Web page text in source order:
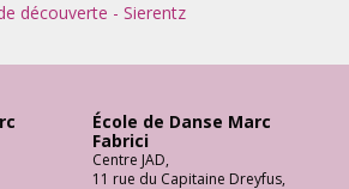
découverte - Sierentz
École de Danse Marc
Fabrici
Centre JAD,
11 rue du Capitaine Dreyfus,